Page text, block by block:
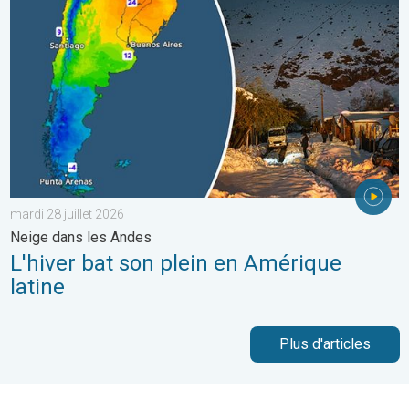
mardi 28 juillet 2026
Neige dans les Andes
L'hiver bat son plein en Amérique
latine
Plus d'articles